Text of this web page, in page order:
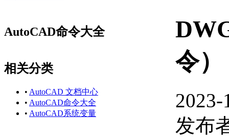
AutoCAD命令大全
相关分类
• AutoCAD 文档中心
• AutoCAD命令大全
• AutoCAD系统变量
令）
2023-
发布